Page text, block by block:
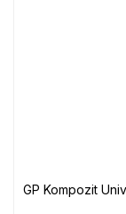
GP Kompozit